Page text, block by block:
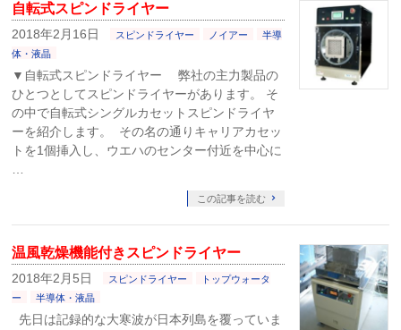
自転式スピンドライヤー
2018年2月16日 スピンドライヤー ノイアー
半導
体・液晶
▼自転式スピンドライヤー 弊社の主力製品の
ひとつとしてスピンドライヤーがあります。 そ
の中で自転式シングルカセットスピンドライヤ
ーを紹介します。 その名の通りキャリアカセッ
トを1個挿入し、ウエハのセンター付近を中心に
この記事を読む
温風乾燥機能付きスピンドライヤー
2018年2月5日 スピンドライヤー
トップウォータ
ー
半導体・液晶
先日は記録的な大寒波が日本列島を覆っていま